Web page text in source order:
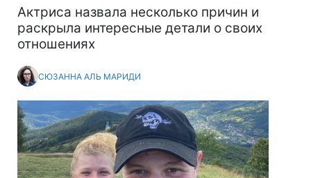
Актриса назвала несколько причин и
раскрыла интересные детали о своих
отношениях
СЮЗАННА АЛЬ МАРИДИ